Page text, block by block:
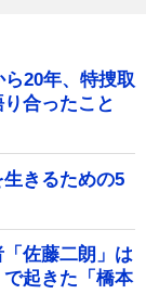
20年、特捜取
合ったこと
きるための5
「佐藤二朗」は
起きた「橋本